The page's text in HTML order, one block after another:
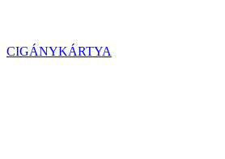
CIGÁNYKÁRTYA